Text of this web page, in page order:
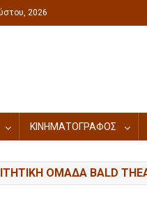
2026
ΚΙΝΗΜΑΤΟΓΡΑΦΟΣ
ΟΜΆΔΑ BALD